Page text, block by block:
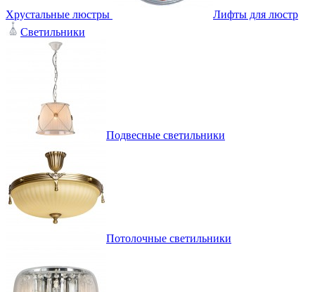
Хрустальные люстры
Лифты для люстр
Светильники
Подвесные светильники
Потолочные светильники